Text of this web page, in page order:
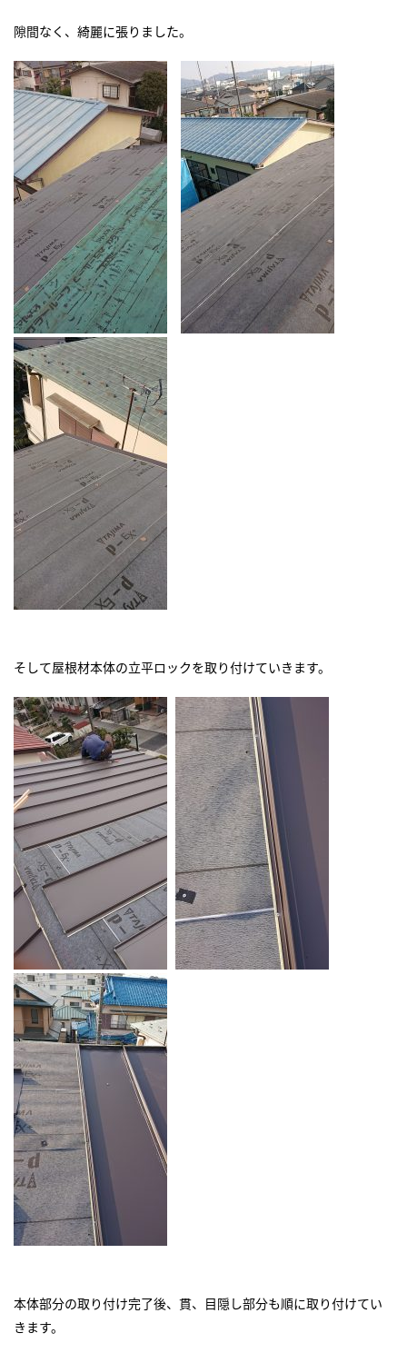
隙間なく、綺麗に張りました。
そして屋根材本体の立平ロックを取り付けていきます。
本体部分の取り付け完了後、貫、目隠し部分も順に取り付けてい
きます。